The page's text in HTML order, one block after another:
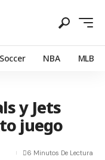
Soccer NBA MLB
y Jets
juego
6 Minutos De Lectura